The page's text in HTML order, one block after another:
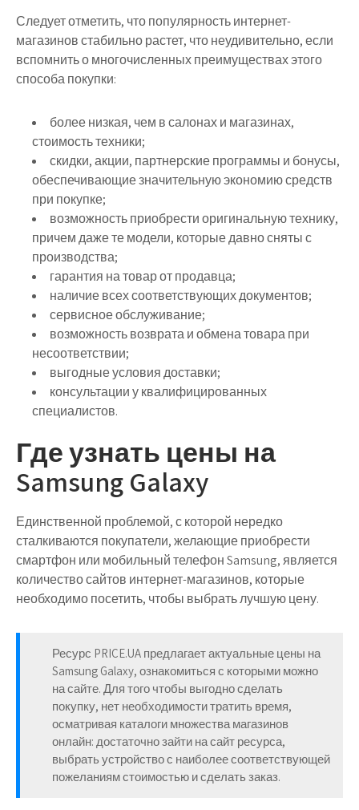
Следует отметить, что популярность интернет-
магазинов стабильно растет, что неудивительно, если
вспомнить о многочисленных преимуществах этого
способа покупки:
более низкая, чем в салонах и магазинах,
стоимость техники;
скидки, акции, партнерские программы и бонусы,
обеспечивающие значительную экономию средств
при покупке;
возможность приобрести оригинальную технику,
причем даже те модели, которые давно сняты с
производства;
гарантия на товар от продавца;
наличие всех соответствующих документов;
сервисное обслуживание;
возможность возврата и обмена товара при
несоответствии;
выгодные условия доставки;
консультации у квалифицированных
специалистов.
Где узнать цены на
Samsung Galaxy
Единственной проблемой, с которой нередко
сталкиваются покупатели, желающие приобрести
смартфон или мобильный телефон Samsung, является
количество сайтов интернет-магазинов, которые
необходимо посетить, чтобы выбрать лучшую цену.
Ресурс PRICE.UA предлагает актуальные цены на
Samsung Galaxy, ознакомиться с которыми можно
на сайте. Для того чтобы выгодно сделать
покупку, нет необходимости тратить время,
осматривая каталоги множества магазинов
онлайн: достаточно зайти на сайт ресурса,
выбрать устройство с наиболее соответствующей
пожеланиям стоимостью и сделать заказ.